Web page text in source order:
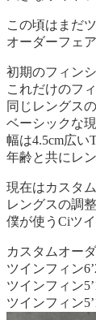
この頃はまだ
オーダーフェ
初期のフィン
これだけのフ
同じレングス
ベーシックな
幅は4.5cm広い
年齢と共にレ
現在はカスタ
レングスの調
僕が使うCiツ
カスタムオー
ツインフィン
ツインフィン
ツインフィン